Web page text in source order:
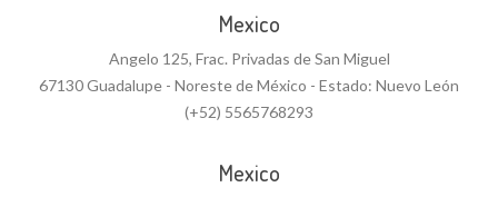
Mexico
Angelo 125, Frac. Privadas de San Miguel
67130 Guadalupe - Noreste de México - Estado: Nuevo León
(+52) 5565768293
Mexico